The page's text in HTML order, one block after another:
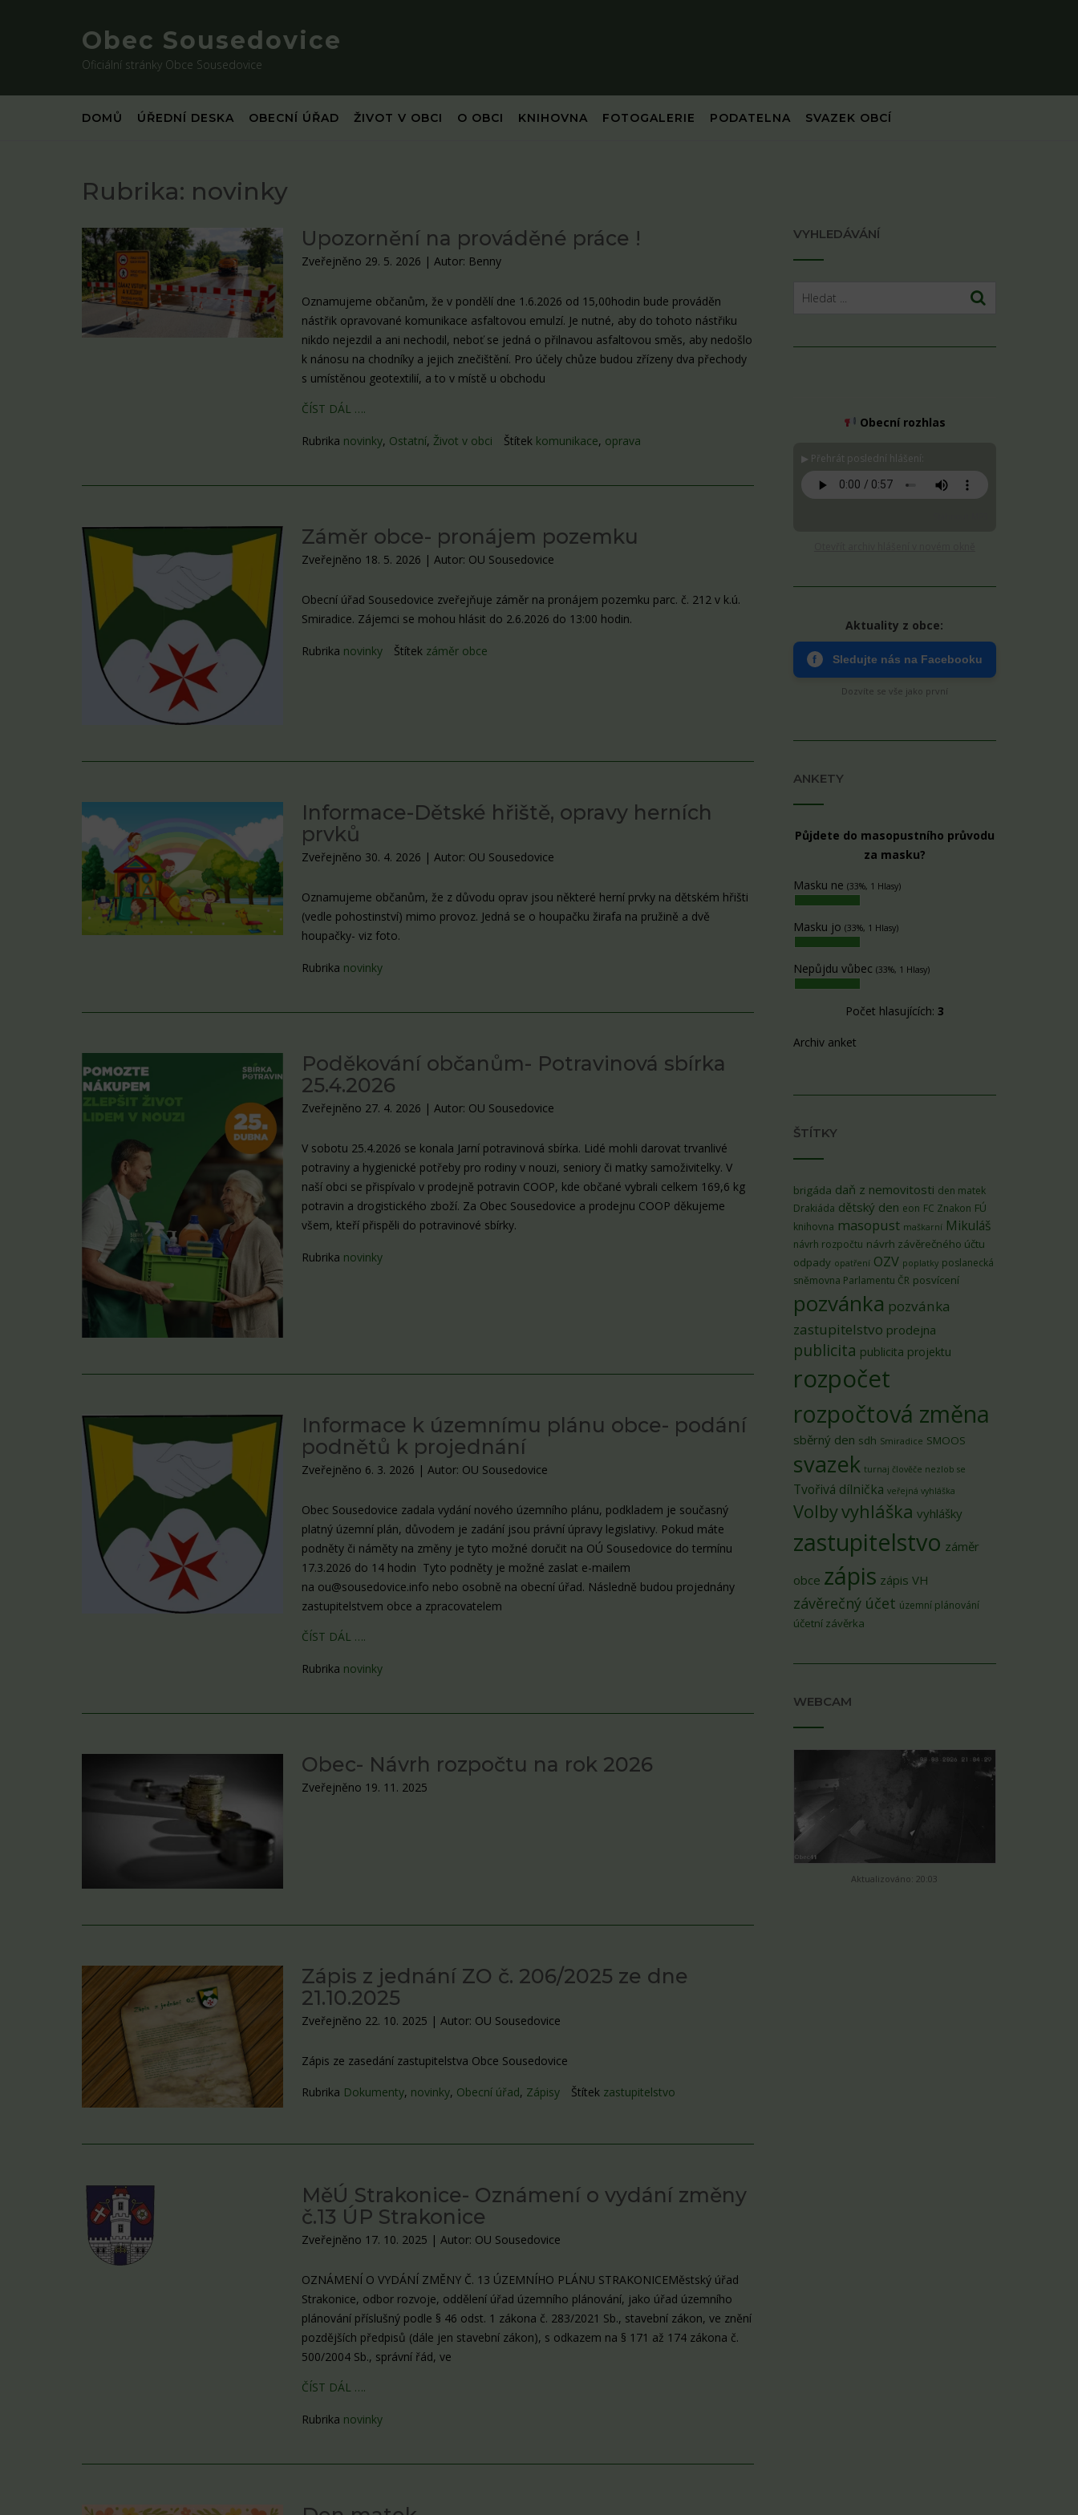
Obec Sousedovice
Oficiální stránky Obce Sousedovice
DOMŮ ÚŘEDNÍ DESKA OBECNÍ ÚŘAD ŽIVOT V OBCI O OBCI KNIHOVNA FOTOGALERIE PODATELNA SVAZEK OBCÍ
Rubrika: novinky
Upozornění na prováděné práce !
Zveřejněno 29. 5. 2026 | Autor: Benny
Oznamujeme občanům, že v pondělí dne 1.6.2026 od 15,00hodin bude prováděn
nástřik opravované komunikace asfaltovou emulzí. Je nutné, aby do tohoto nástřiku
nikdo nejezdil a ani nechodil, neboť se jedná o přilnavou asfaltovou směs, aby nedošlo
k nánosu na chodníky a jejich znečištění. Pro účely chůze budou zřízeny dva přechody
s umístěnou geotextilií, a to v místě u obchodu
ČÍST DÁL ….
Rubrika novinky, Ostatní, Život v obci Štítek komunikace, oprava
Záměr obce- pronájem pozemku
Zveřejněno 18. 5. 2026 | Autor: OU Sousedovice
Obecní úřad Sousedovice zveřejňuje záměr na pronájem pozemku parc. č. 212 v k.ú.
Smiradice. Zájemci se mohou hlásit do 2.6.2026 do 13:00 hodin.
Rubrika novinky Štítek záměr obce
Informace-Dětské hřiště, opravy herních
prvků
Zveřejněno 30. 4. 2026 | Autor: OU Sousedovice
Oznamujeme občanům, že z důvodu oprav jsou některé herní prvky na dětském hřišti
(vedle pohostinství) mimo provoz. Jedná se o houpačku žirafa na pružině a dvě
houpačky- viz foto.
Rubrika novinky
Poděkování občanům- Potravinová sbírka
25.4.2026
Zveřejněno 27. 4. 2026 | Autor: OU Sousedovice
V sobotu 25.4.2026 se konala Jarní potravinová sbírka. Lidé mohli darovat trvanlivé
potraviny a hygienické potřeby pro rodiny v nouzi, seniory či matky samoživitelky. V
naší obci se přispívalo v prodejně potravin COOP, kde občané vybrali celkem 169,6 kg
potravin a drogistického zboží. Za Obec Sousedovice a prodejnu COOP děkujeme
všem, kteří přispěli do potravinové sbírky.
Rubrika novinky
Informace k územnímu plánu obce- podání
podnětů k projednání
Zveřejněno 6. 3. 2026 | Autor: OU Sousedovice
Obec Sousedovice zadala vydání nového územního plánu, podkladem je současný
platný územní plán, důvodem je zadání jsou právní úpravy legislativy. Pokud máte
podněty či náměty na změny je tyto možné doručit na OÚ Sousedovice do termínu
17.3.2026 do 14 hodin Tyto podněty je možné zaslat e-mailem
na ou@sousedovice.info nebo osobně na obecní úřad. Následně budou projednány
zastupitelstvem obce a zpracovatelem
ČÍST DÁL ….
Rubrika novinky
Obec- Návrh rozpočtu na rok 2026
Zveřejněno 19. 11. 2025
Zápis z jednání ZO č. 206/2025 ze dne
21.10.2025
Zveřejněno 22. 10. 2025 | Autor: OU Sousedovice
Zápis ze zasedání zastupitelstva Obce Sousedovice
Rubrika Dokumenty, novinky, Obecní úřad, Zápisy Štítek zastupitelstvo
MěÚ Strakonice- Oznámení o vydání změny
č.13 ÚP Strakonice
Zveřejněno 17. 10. 2025 | Autor: OU Sousedovice
OZNÁMENÍ O VYDÁNÍ ZMĚNY Č. 13 ÚZEMNÍHO PLÁNU STRAKONICEMěstský úřad
Strakonice, odbor rozvoje, oddělení úřad územního plánování, jako úřad územního
plánování příslušný podle § 46 odst. 1 zákona č. 283/2021 Sb., stavební zákon, ve znění
pozdějších předpisů (dále jen stavební zákon), s odkazem na § 171 až 174 zákona č.
500/2004 Sb., správní řád, ve
ČÍST DÁL ….
Rubrika novinky
VYHLEDÁVÁNÍ
Obecní rozhlas
▶ Přehrát poslední hlášení:
Aktuality z obce:
f Sledujte nás na Facebooku
Dozvíte se vše jako první
ANKETY
Půjdete do masopustního průvodu
za masku?
Masku ne (33%, 1 Hlasy)
Masku jo (33%, 1 Hlasy)
Nepůjdu vůbec (33%, 1 Hlasy)
Počet hlasujících: 3
Archiv anket
ŠTÍTKY
brigáda daň z nemovitosti den matek
Drakiáda dětský den eon FC Znakon FÚ
knihovna masopust maškarní Mikuláš
návrh rozpočtu návrh závěrečného účtu
odpady opatření OZV poplatky poslanecká
sněmovna Parlamentu ČR posvícení
pozvánka pozvánka
zastupitelstvo prodejna
publicita publicita projektu
rozpočet
rozpočtová změna
sběrný den sdh Smiradice SMOOS
svazek turnaj člověče nezlob se
Tvořivá dílnička veřejná vyhláška
Volbyvyhláška vyhlášky
zastupitelstvo záměr
obce zápis zápis VH
závěrečný účet územní plánování
účetní závěrka
WEBCAM
Aktualizováno: 20:03